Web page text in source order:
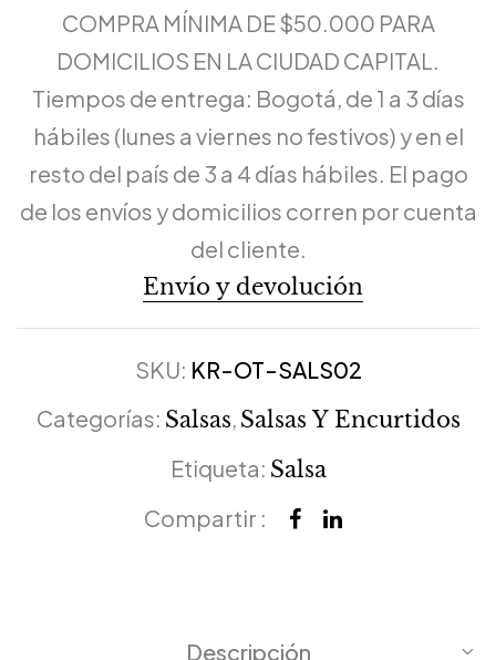
COMPRA MÍNIMA DE $50.000 PARA
DOMICILIOS EN LA CIUDAD CAPITAL.
Tiempos de entrega: Bogotá, de 1 a 3 días
hábiles (lunes a viernes no festivos) y en el
resto del país de 3 a 4 días hábiles. El pago
de los envíos y domicilios corren por cuenta
del cliente.
Envío y devolución
SKU: KR-OT-SALS02
Categorías: Salsas Salsas Y Encurtidos
Etiqueta: Salsa
Compartir :
Descripción